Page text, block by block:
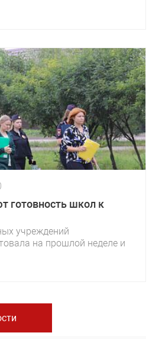
готовность школ к
учреждений
на прошлой неделе и